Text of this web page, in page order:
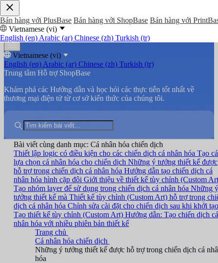
Bán hàng với PlusBase Bán hàng với ShopBase Bán hàng với
Vietnamese (vi)
English (en) Arabic (ar) Chinese (zh) Turkish (tr)
Vietnamese (vi)
English (en) Arabic (ar) Chinese (zh) Turkish (tr)
Trung tâm Hỗ trợ ShopBase
Khám phá các Hướng dẫn và học hỏi các thực tiễn tốt nhất về
thương mại điện tử từ cơ sở kiến thức của chúng tôi.
Bài viết cùng danh mục: Cá nhân hóa chiến dịch
Thiết lập logic có điều kiện cho các chiến dịch cá nhân hóa Tạo
lựa chọn cá nhân hóa cho chiến dịch Những ý tưởng thiết kế được
hỗ trợ trong chiến dịch cá nhân hóa Hướng dẫn tạo chiến dịch cá
nhân hóa hình cặp đôi Giới thiệu về thiết kế tùy chỉnh (Custom
Tạo nhóm layer để sử dụng trong chiến dịch cá nhân hóa Những ý
tưởng thiết kế mà Thiết kế tùy chỉnh (Custom Art) hỗ trợ trong
dịch cá nhân hóa Chỉnh sửa cài đặt cho chiến dịch sau khi khởi tạo
Tạo thiết kế tùy chỉnh (Custom Art) Hướng dẫn: Tạo chiến dịch cá
nhân hóa với nhiều phiên bản thiết kế
Trang chủ
Cá nhân hóa chiến dịch
Những ý tưởng thiết kế được hỗ trợ trong chiến dịch cá
hóa